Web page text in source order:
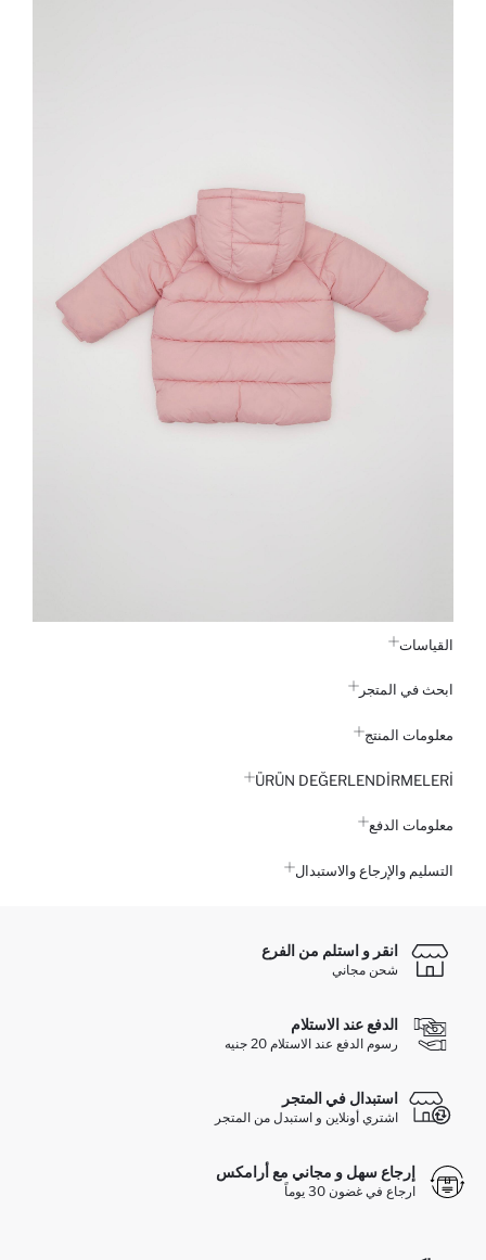
القياسات
ابحث في المتجر
معلومات المنتج
ÜRÜN DEĞERLENDİRMELERİ
معلومات الدفع
التسليم والإرجاع والاستبدال
انقر و استلم من الفرع
شحن مجاني
الدفع عند الاستلام
رسوم الدفع عند الاستلام 20 جنيه
استبدال في المتجر
اشتري أونلاين و استبدل من المتجر
إرجاع سهل و مجاني مع أرامكس
ارجاع في غضون 30 يوماً